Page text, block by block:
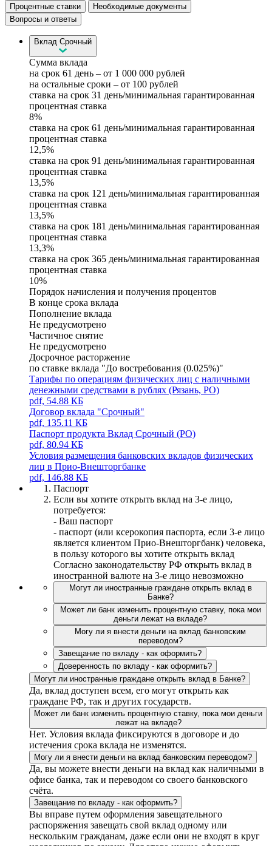
Процентные ставки
Необходимые документы
Вопросы и ответы
Вклад Срочный
Сумма вклада
на срок 61 день – от 1 000 000 рублей
на остальные сроки – от 100 рублей
ставка на срок 31 день/минимальная гарантированная
процентная ставка
8%
ставка на срок 61 день/минимальная гарантированная
процентная ставка
12,5%
ставка на срок 91 день/минимальная гарантированная
процентная ставка
13,5%
ставка на срок 121 день/минимальная гарантированная
процентная ставка
13,5%
ставка на срок 181 день/минимальная гарантированная
процентная ставка
13,3%
ставка на срок 365 день/минимальная гарантированная
процентная ставка
10%
Порядок начисления и получения процентов
В конце срока вклада
Пополнение вклада
Не предусмотрено
Частичное снятие
Не предусмотрено
Досрочное расторжение
по ставке вклада "До востребования (0.025%)"
Тарифы по операциям физических лиц с наличными
денежными средствами в рублях (Рязань, РО)
pdf, 54.88 КБ
Договор вклада "Срочный"
pdf, 135.11 КБ
Паспорт продукта Вклад Срочный (РО)
pdf, 80.94 КБ
Условия размещения банковских вкладов физических
лиц в Прио-Внешторгбанке
pdf, 146.88 КБ
Паспорт
Если вы хотите открыть вклад на 3-е лицо,
потребуется:
- Ваш паспорт
- паспорт (или ксерокопия паспорта, если 3-е лицо
является клиентом Прио-Внешторгбанк) человека,
в пользу которого вы хотите открыть вклад
Согласно законодательству РФ открыть вклад в
иностранной валюте на 3-е лицо невозможно
Могут ли иностранные граждане открыть вклад в
Банке?
Может ли банк изменить процентную ставку, пока мои
деньги лежат на вкладе?
Могу ли я внести деньги на вклад банковским
переводом?
Завещание по вкладу - как оформить?
Доверенность по вкладу - как оформить?
Могут ли иностранные граждане открыть вклад в Банке?
Да, вклад доступен всем, его могут открыть как
граждане РФ, так и других государств.
Может ли банк изменить процентную ставку, пока мои деньги
лежат на вкладе?
Нет. Условия вклада фиксируются в договоре и до
истечения срока вклада не изменятся.
Могу ли я внести деньги на вклад банковским переводом?
Да, вы можете внести деньги на вклад как наличными в
офисе банка, так и переводом со своего банковского
счёта.
Завещание по вкладу - как оформить?
Вы вправе путем оформления завещательного
распоряжения завещать свой вклад одному или
нескольким гражданам, даже если они не входят в круг